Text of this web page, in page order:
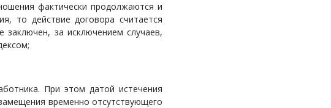
фактически продолжаются и
то действие договора считается
за исключением случаев,
При этом датой истечения
временно отсутствующего